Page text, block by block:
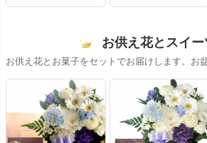
お供え花とスイー
お供え花とお菓子をセットでお届けします。お